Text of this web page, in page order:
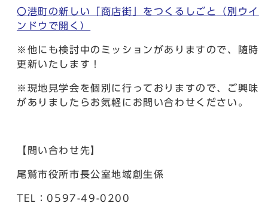
〇港町の新しい「商店街」をつくるしごと
（別ウイ
ンドウで開く）
※他にも検討中のミッションがありますので、随時
更新いたします！
※現地見学会を個別に行っておりますので、ご興味
がありましたらお気軽にお問い合わせください。
【問い合わせ先】
尾鷲市役所市長公室地域創生係
TEL：0597-49-0200